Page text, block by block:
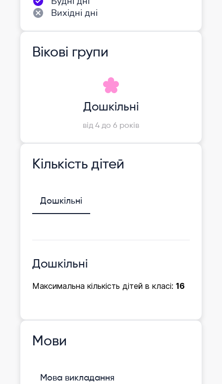
Вихідні дні
Вікові групи
Дошкільні
від 4 до 6 років
Кількість дітей
Дошкільні
Дошкільні
Максимальна кількість дітей в класі: 16
Мови
Мова викладання